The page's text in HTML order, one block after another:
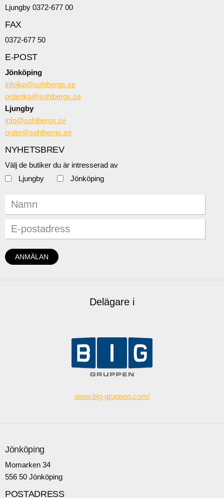
Ljungby 0372-677 00
FAX
0372-677 50
E-POST
Jönköping
infojkp@sohlbergs.se
orderjkp@sohlbergs.se
Ljungby
info@sohlbergs.se
order@sohlbergs.se
NYHETSBREV
Välj de butiker du är intresserad av
Ljungby
Jönköping
Delägare i
www.big-gruppen.com/
Jönköping
Momarken 34
556 50 Jönköping
POSTADRESS